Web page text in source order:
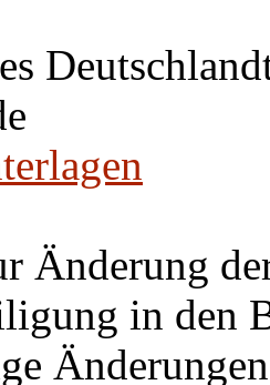
Änderung
in den